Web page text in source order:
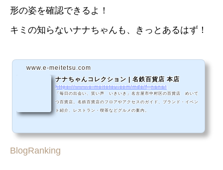
形の姿を確認できるよ！
キミの知らないナナちゃんも、きっとあるはず！
www.e-meitetsu.com
ナナちゃんコレクション | 名鉄百貨店 本店
https://www.e-meitetsu.com/mds/f_nana/
「毎日の出会い、笑い声 いきいき」名古屋市中村区の百貨店 めいて
つ百貨店。名鉄百貨店のフロアやアクセスのガイド、ブランド・イベン
ト紹介、レストラン・喫茶などグルメの案内。
BlogRanking